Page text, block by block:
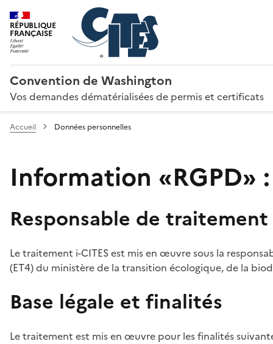
RÉPUBLIQUE
FRANÇAISE
Convention de Washington
Vos demandes dématérialisées de permis et certificats
Accueil Données personnelles
Information «RGPD»
Responsable de traitement
Le traitement i-CITES est mis en œuvre sous la
(ET4) du ministère de la transition écologique, de la
Base légale et finalités
Le traitement est mis en œuvre pour les finalités